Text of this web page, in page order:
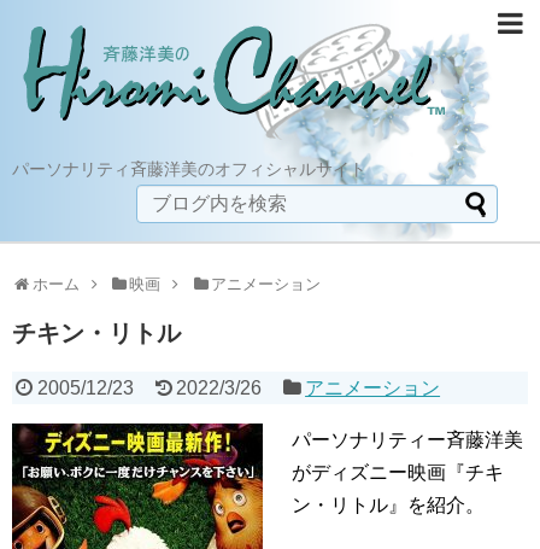
パーソナリティ斉藤洋美のオフィシャルサイト
ホーム 映画 アニメーション
チキン・リトル
2005/12/23 2022/3/26 アニメーション
パーソナリティー斉藤洋美
がディズニー映画『チキ
ン・リトル』を紹介。